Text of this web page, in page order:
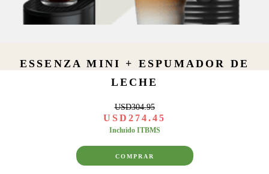
ESSENZA MINI + ESPUMADOR DE
LECHE
USD304.95
USD 274.45
Incluido ITBMS
COMPRAR